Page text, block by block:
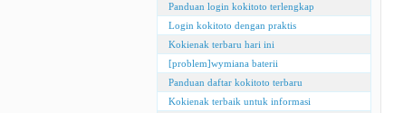
Panduan login kokitoto terlengkap
Login kokitoto dengan praktis
Kokienak terbaru hari ini
[problem]wymiana baterii
Panduan daftar kokitoto terbaru
Kokienak terbaik untuk informasi